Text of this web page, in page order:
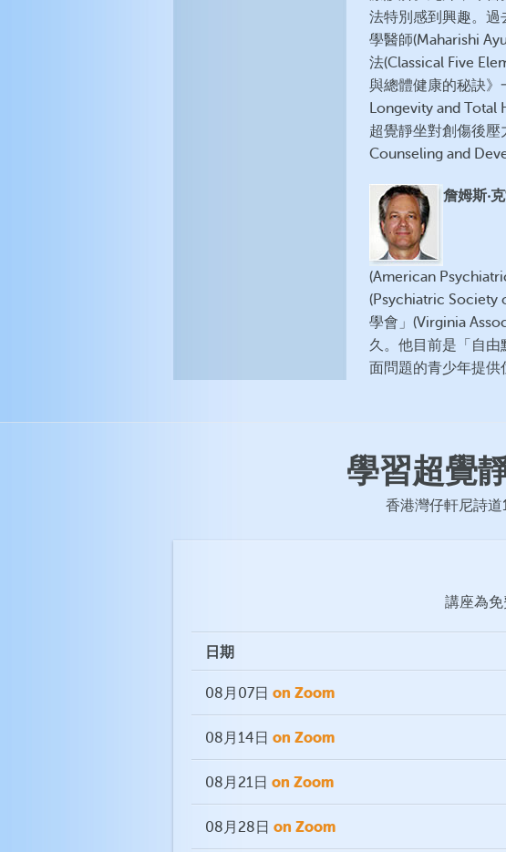
法特別感到興趣。
學醫師(Maharishi
法(Classical Five
與總體健康的秘訣
Longevity and Total
超覺靜坐對創傷後
Counseling and
詹姆斯‧
(American
(Psychiatric Society
學會」(Virginia
久。他目前是「自
面問題的青少年提供
學習超覺
香港灣仔軒尼詩
講座為免
日期
08月07日 on Zoom
08月14日 on Zoom
08月21日 on Zoom
08月28日 on Zoom